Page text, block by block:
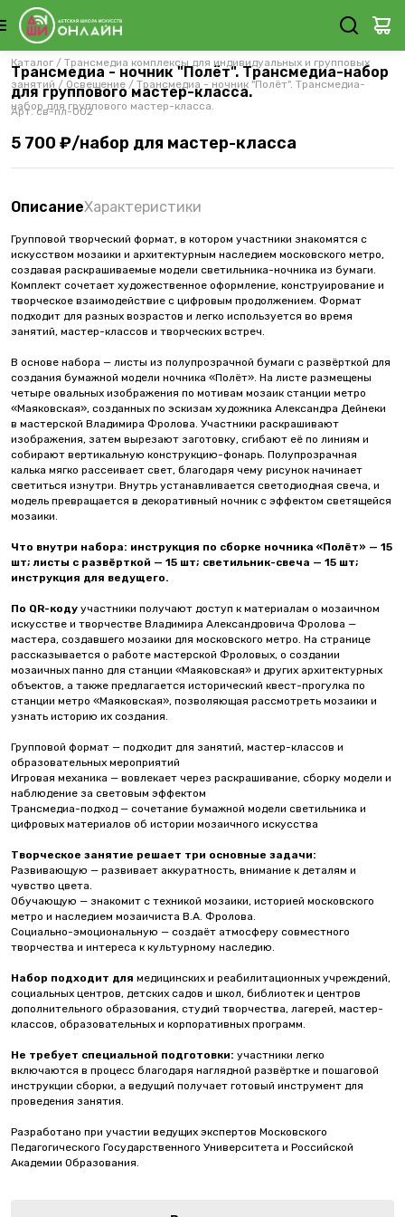
Каталог / Трансмедиа комплексы для индивидуальных и групповых
занятий / Освещение / Трансмедиа - ночник "Полёт". Трансмедиа-
набор для группового мастер-класса.
Трансмедиа - ночник "Полёт". Трансмедиа-набор
для группового мастер-класса.
Арт.св-пл-002
5 700 ₽/набор для мастер-класса
ОписаниеХарактеристики
Групповой творческий формат, в котором участники знакомятся с
искусством мозаики и архитектурным наследием московского метро,
создавая раскрашиваемые модели светильника-ночника из бумаги.
Комплект сочетает художественное оформление, конструирование и
творческое взаимодействие с цифровым продолжением. Формат
подходит для разных возрастов и легко используется во время
занятий, мастер-классов и творческих встреч.
В основе набора — листы из полупрозрачной бумаги с развёрткой для
создания бумажной модели ночника «Полёт». На листе размещены
четыре овальных изображения по мотивам мозаик станции метро
«Маяковская», созданных по эскизам художника Александра Дейнеки
в мастерской Владимира Фролова. Участники раскрашивают
изображения, затем вырезают заготовку, сгибают её по линиям и
собирают вертикальную конструкцию-фонарь. Полупрозрачная
калька мягко рассеивает свет, благодаря чему рисунок начинает
светиться изнутри. Внутрь устанавливается светодиодная свеча, и
модель превращается в декоративный ночник с эффектом светящейся
мозаики.
Что внутри набора: инструкция по сборке ночника «Полёт» — 15
шт; листы с развёрткой — 15 шт; светильник-свеча — 15 шт;
инструкция для ведущего.
По QR-коду участники получают доступ к материалам о мозаичном
искусстве и творчестве Владимира Александровича Фролова —
мастера, создавшего мозаики для московского метро. На странице
рассказывается о работе мастерской Фроловых, о создании
мозаичных панно для станции «Маяковская» и других архитектурных
объектов, а также предлагается исторический квест-прогулка по
станции метро «Маяковская», позволяющая рассмотреть мозаики и
узнать историю их создания.
Групповой формат — подходит для занятий, мастер-классов и
образовательных мероприятий
Игровая механика — вовлекает через раскрашивание, сборку модели и
наблюдение за световым эффектом
Трансмедиа-подход — сочетание бумажной модели светильника и
цифровых материалов об истории мозаичного искусства
Творческое занятие решает три основные задачи:
Развивающую — развивает аккуратность, внимание к деталям и
чувство цвета.
Обучающую — знакомит с техникой мозаики, историей московского
метро и наследием мозаичиста В.А. Фролова.
Социально-эмоциональную — создаёт атмосферу совместного
творчества и интереса к культурному наследию.
Набор подходит для медицинских и реабилитационных учреждений,
социальных центров, детских садов и школ, библиотек и центров
дополнительного образования, студий творчества, лагерей, мастер-
классов, образовательных и корпоративных программ.
Не требует специальной подготовки: участники легко
включаются в процесс благодаря наглядной развёртке и пошаговой
инструкции сборки, а ведущий получает готовый инструмент для
проведения занятия.
Разработано при участии ведущих экспертов Московского
Педагогического Государственного Университета и Российской
Академии Образования.